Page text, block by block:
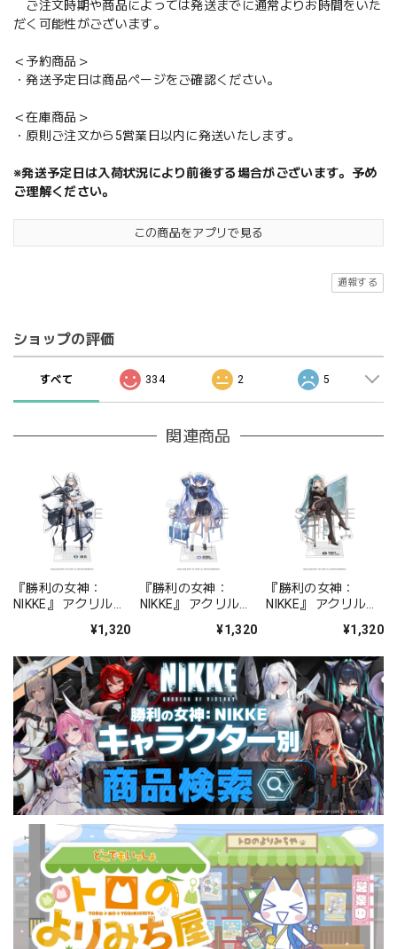
ご注文時期や商品によっては発送までに通常よりお時間をいた
だく可能性がございます。
＜予約商品＞
・発送予定日は商品ページをご確認ください。
＜在庫商品＞
・原則ご注文から5営業日以内に発送いたします。
※発送予定日は入荷状況により前後する場合がございます。予め
ご理解ください。
この商品をアプリで見る
通報する
ショップの評価
すべて 334 2 5
関連商品
『勝利の女神：
NIKKE』 アクリルス
¥1,320
『勝利の女神：
NIKKE』 アクリルス
ォーチュンメイト
¥1,320
『勝利の女神：
NIKKE』 アクリルス
シャープレッスン
¥1,320